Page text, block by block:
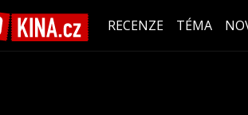
RECENZE TÉMA